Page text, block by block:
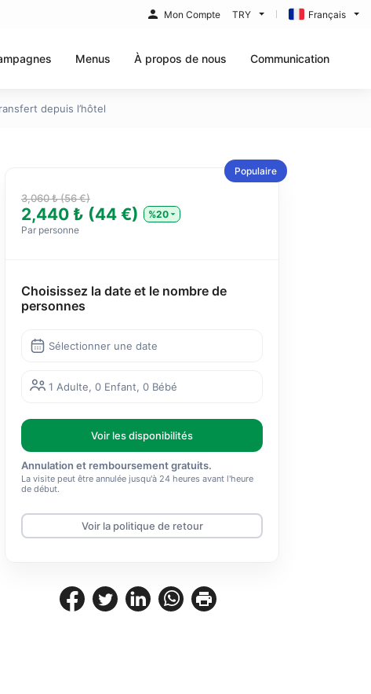
Mon Compte TRY Français
Menus À propos de nous Communication
depuis l’hôtel
Populaire
3,060 ₺ (56 €)
2,440 ₺ (44 €)
%20
Par personne
Choisissez la date et le nombre de
personnes
Sélectionner une date
1 Adulte, 0 Enfant, 0 Bébé
Voir les disponibilités
Annulation et remboursement gratuits.
La visite peut être annulée jusqu'à 24 heures avant l'heure
de début.
Voir la politique de retour